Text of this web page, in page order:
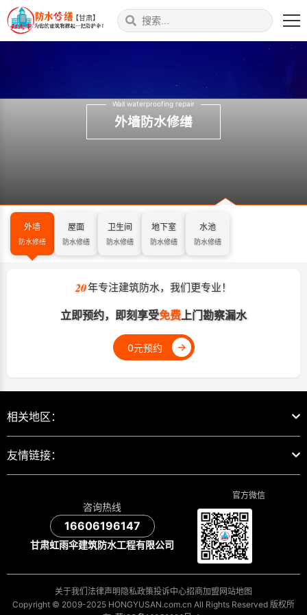
【甘肃】
外墙防水修缮
Wall waterproofing repair
外墙
防水修缮
屋面
防水修缮
卫生间
防水修缮
地下室
防水修缮
水池
防水修缮
20年专注建筑防水，我们更专业！
立即预约，即刻享受免费上门勘察漏水
0元预约 →
相关地区：
友情链接：
咨询热线
16606196147
甘肃虹雨伞建筑防水工程有限公司
官方微信
关于我们 法律声明隐私政策投诉中心招商加盟 网站地图
Copyright © 2009-2025 HONGYUSAN.com.cn All Rights Reserved 版权所